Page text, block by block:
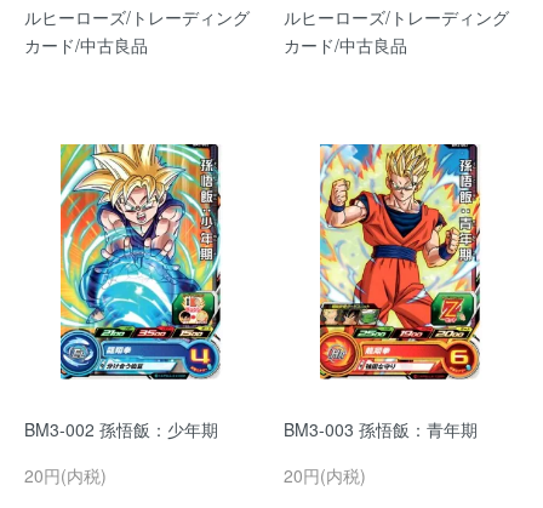
ルヒーローズ/トレーディング
カード/中古良品
ルヒーローズ/トレーディング
カード/中古良品
BM3-002 孫悟飯：少年期
20円(内税)
BM3-003 孫悟飯：青年期
20円(内税)